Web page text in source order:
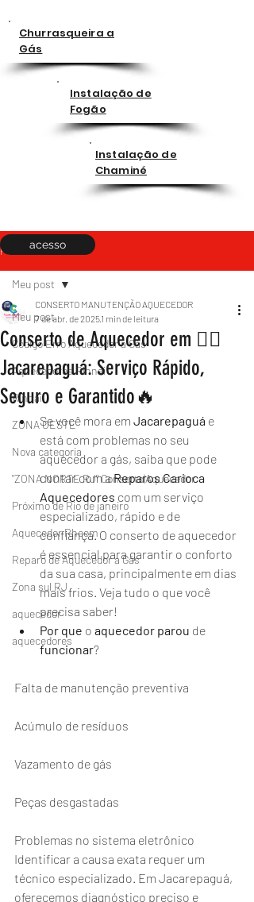
Churrasqueira a
Gás
Instalação de
Fogão
Instalação de
Chaminé
Post
Meu post
Código Erro Aquecedor a Gás
Aquecedores Rinnai
Rinnai
ZONA OESTE
Nova categoria
"ZONA NORTE RJ" Conserto|Aquecedor
Próximo de Rio de janeiro
Aquecedor Rheem
Reparo de Aquecedor a Gás
Zona sul RJ
aquecedor
aquecedores
Meu post
Conserto de Aquecedor em 👉🏻
Jacarepaguá: Serviço Rápido,
Seguro e Garantido🔥
CONSERTO MANUTENÇÃO AQUECEDOR
7 de abr. de 20251 min de leitura
Se você mora em Jacarepaguá e
está com problemas no seu
aquecedor a gás, saiba que pode
contar com a Reparos Carioca
Aquecedores com um serviço
especializado, rápido e de
confiança. O conserto de aquecedor
é essencial para garantir o conforto
da sua casa, principalmente em dias
mais frios. Veja tudo o que você
precisa saber!
Por que o aquecedor parou de
funcionar?
Falta de manutenção preventiva
Acúmulo de resíduos
Vazamento de gás
Peças desgastadas
Problemas no sistema eletrônico
Identificar a causa exata requer um
técnico especializado. Em Jacarepaguá,
oferecemos diagnóstico preciso e
acesso